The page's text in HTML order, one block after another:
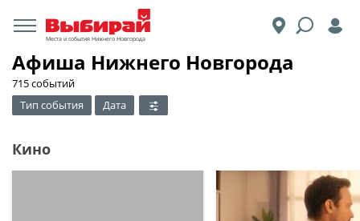
Места и события Нижнего Новгорода
Афиша Нижнего Новгорода
715 событий
Тип события
Дата
Кино